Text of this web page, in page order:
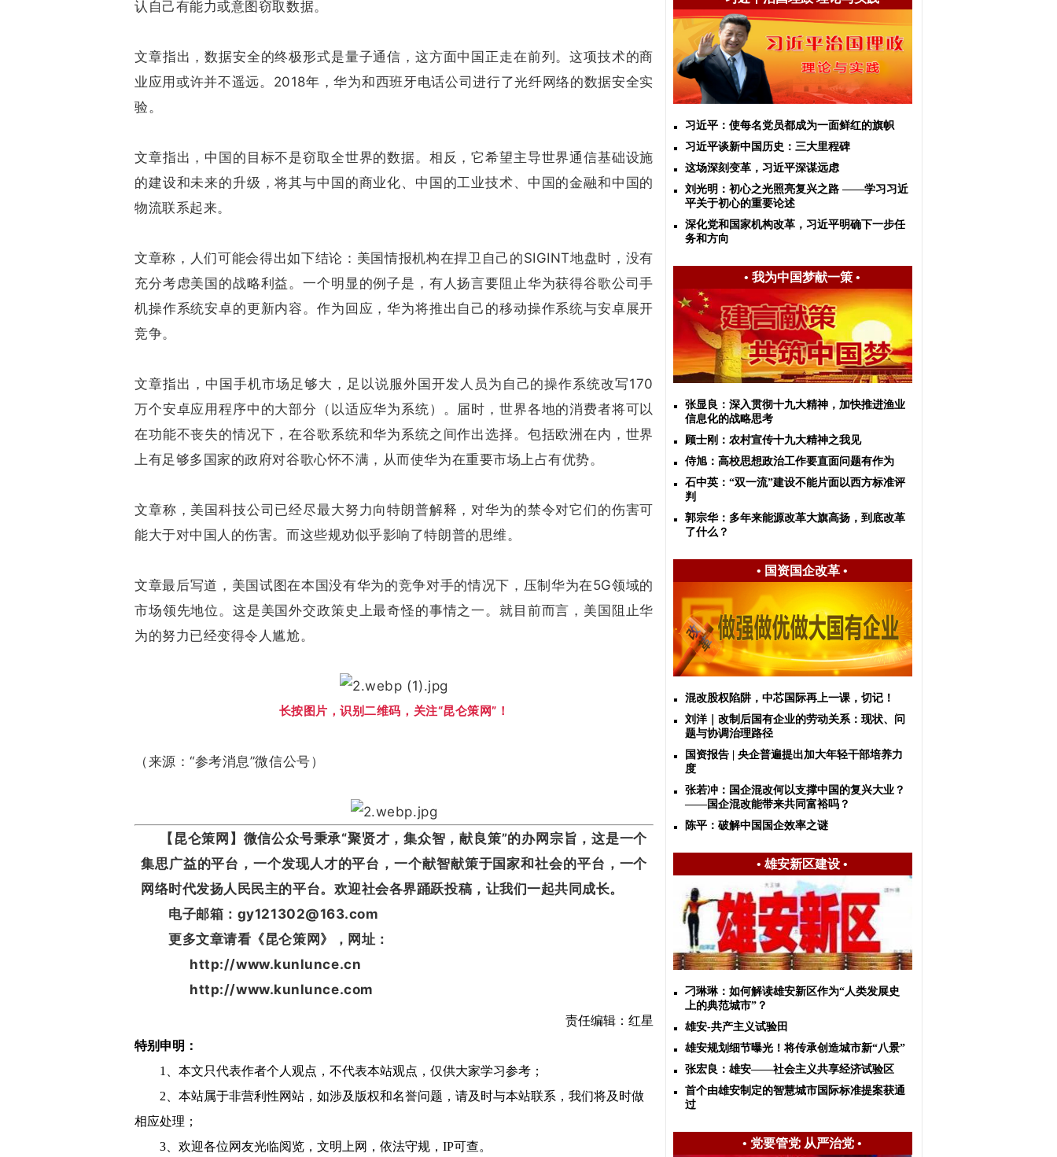
认自己有能力或意图窃取数据。
文章指出，数据安全的终极形式是量子通信，这方面中国正走在前列。这项技术的商
业应用或许并不遥远。2018年，华为和西班牙电话公司进行了光纤网络的数据安全实
验。
文章指出，中国的目标不是窃取全世界的数据。相反，它希望主导世界通信基础设施
的建设和未来的升级，将其与中国的商业化、中国的工业技术、中国的金融和中国的
物流联系起来。
文章称，人们可能会得出如下结论：美国情报机构在捍卫自己的SIGINT地盘时，没有
充分考虑美国的战略利益。一个明显的例子是，有人扬言要阻止华为获得谷歌公司手
机操作系统安卓的更新内容。作为回应，华为将推出自己的移动操作系统与安卓展开
竞争。
文章指出，中国手机市场足够大，足以说服外国开发人员为自己的操作系统改写170
万个安卓应用程序中的大部分（以适应华为系统）。届时，世界各地的消费者将可以
在功能不丧失的情况下，在谷歌系统和华为系统之间作出选择。包括欧洲在内，世界
上有足够多国家的政府对谷歌心怀不满，从而使华为在重要市场上占有优势。
文章称，美国科技公司已经尽最大努力向特朗普解释，对华为的禁令对它们的伤害可
能大于对中国人的伤害。而这些规劝似乎影响了特朗普的思维。
文章最后写道，美国试图在本国没有华为的竞争对手的情况下，压制华为在5G领域的
市场领先地位。这是美国外交政策史上最奇怪的事情之一。就目前而言，美国阻止华
为的努力已经变得令人尴尬。
长按图片，识别二维码，关注“昆仑策网”！
（来源：“参考消息”微信公号）
【昆仑策网】微信公众号秉承“聚贤才，集众智，献良策”的办网宗旨，这是一个
集思广益的平台，一个发现人才的平台，一个献智献策于国家和社会的平台，一个
网络时代发扬人民民主的平台。欢迎社会各界踊跃投稿，让我们一起共同成长。
电子邮箱：gy121302@163.com
更多文章请看《昆仑策网》，网址：
http://www.kunlunce.cn
http://www.kunlunce.com
责任编辑：红星
特别申明：
1、本文只代表作者个人观点，不代表本站观点，仅供大家学习参考；
2、本站属于非营利性网站，如涉及版权和名誉问题，请及时与本站联系，我们将及时做
相应处理；
3、欢迎各位网友光临阅览，文明上网，依法守规，IP可查。
习近平：使每名党员都成为一面鲜红的旗帜
习近平谈新中国历史：三大里程碑
这场深刻变革，习近平深谋远虑
刘光明：初心之光照亮复兴之路 ——学习习近
平关于初心的重要论述
深化党和国家机构改革，习近平明确下一步任
务和方向
• 我为中国梦献一策•
张显良：深入贯彻十九大精神，加快推进渔业
信息化的战略思考
顾士刚：农村宣传十九大精神之我见
侍旭：高校思想政治工作要直面问题有作为
石中英：“双一流”建设不能片面以西方标准评
判
郭宗华：多年来能源改革大旗高扬，到底改革
了什么？
• 国资国企改革•
混改股权陷阱，中芯国际再上一课，切记！
刘洋｜改制后国有企业的劳动关系：现状、问
题与协调治理路径
国资报告 | 央企普遍提出加大年轻干部培养力
度
张若冲：国企混改何以支撑中国的复兴大业？
——国企混改能带来共同富裕吗？
陈平：破解中国国企效率之谜
• 雄安新区建设•
刁琳琳：如何解读雄安新区作为“人类发展史
上的典范城市”？
雄安-共产主义试验田
雄安规划细节曝光！将传承创造城市新“八景”
张宏良：雄安——社会主义共享经济试验区
首个由雄安制定的智慧城市国际标准提案获通
过
• 党要管党 从严治党•